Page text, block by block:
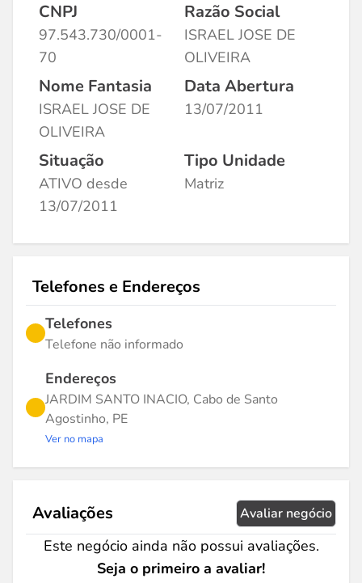
CNPJ
97.543.730/0001-
70
Razão Social
ISRAEL JOSE DE
OLIVEIRA
Nome Fantasia
ISRAEL JOSE DE
OLIVEIRA
Data Abertura
13/07/2011
Situação
ATIVO desde
13/07/2011
Tipo Unidade
Matriz
Telefones e Endereços
Telefones
Telefone não informado
Endereços
JARDIM SANTO INACIO, Cabo de Santo
Agostinho, PE
Ver no mapa
Avaliações Avaliar negócio
Este negócio ainda não possui avaliações.
Seja o primeiro a avaliar!